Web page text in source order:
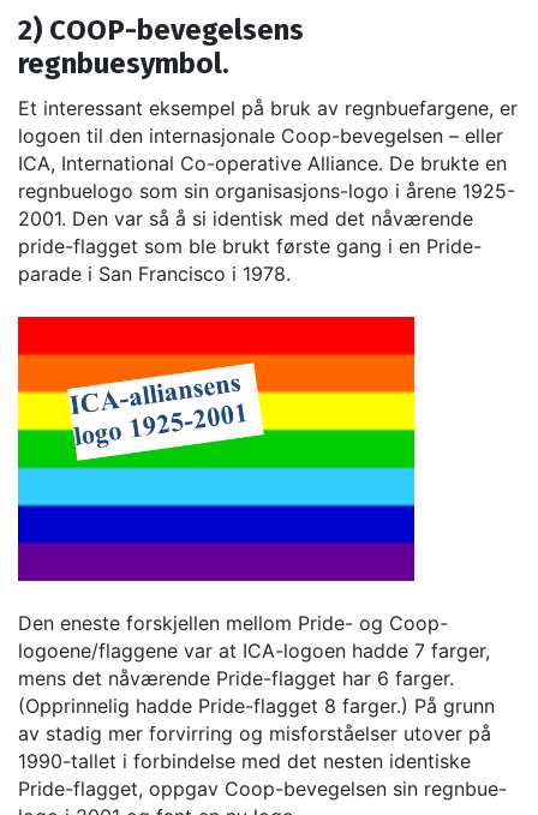
2) COOP-bevegelsens
regnbuesymbol.
Et interessant eksempel på bruk av regnbuefargene, er
logoen til den internasjonale Coop-bevegelsen – eller
ICA, International Co-operative Alliance. De brukte en
regnbuelogo som sin organisasjons-logo i årene 1925-
2001. Den var så å si identisk med det nåværende
pride-flagget som ble brukt første gang i en Pride-
parade i San Francisco i 1978.
Den eneste forskjellen mellom Pride- og Coop-
logoene/flaggene var at ICA-logoen hadde 7 farger,
mens det nåværende Pride-flagget har 6 farger.
(Opprinnelig hadde Pride-flagget 8 farger.) På grunn
av stadig mer forvirring og misforståelser utover på
1990-tallet i forbindelse med det nesten identiske
Pride-flagget, oppgav Coop-bevegelsen sin regnbue-